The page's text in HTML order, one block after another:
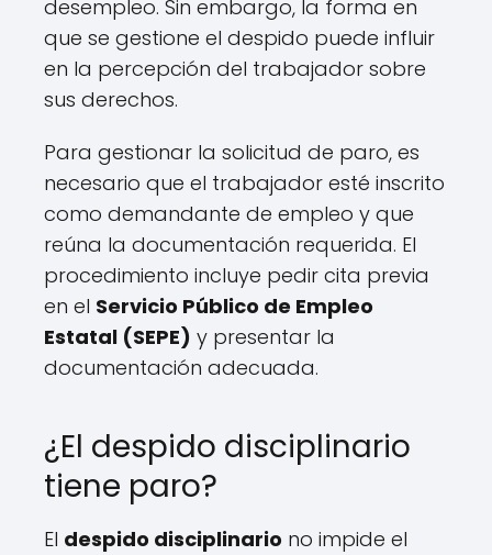
desempleo. Sin embargo, la forma en
que se gestione el despido puede influir
en la percepción del trabajador sobre
sus derechos.
Para gestionar la solicitud de paro, es
necesario que el trabajador esté inscrito
como demandante de empleo y que
reúna la documentación requerida. El
procedimiento incluye pedir cita previa
en el Servicio Público de Empleo
Estatal (SEPE) y presentar la
documentación adecuada.
¿El despido disciplinario
tiene paro?
El despido disciplinario no impide el